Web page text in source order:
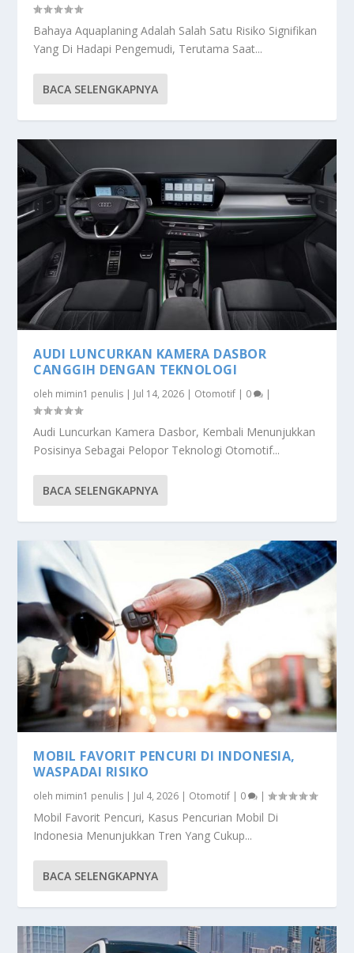
Bahaya Aquaplaning Adalah Salah Satu Risiko Signifikan
Yang Di Hadapi Pengemudi, Terutama Saat...
BACA SELENGKAPNYA
AUDI LUNCURKAN KAMERA DASBOR
CANGGIH DENGAN TEKNOLOGI
oleh mimin1 penulis | Jul 14, 2026 | Otomotif | 0 |
Audi Luncurkan Kamera Dasbor, Kembali Menunjukkan
Posisinya Sebagai Pelopor Teknologi Otomotif...
BACA SELENGKAPNYA
MOBIL FAVORIT PENCURI DI INDONESIA,
WASPADAI RISIKO
oleh mimin1 penulis | Jul 4, 2026 | Otomotif | 0 |
Mobil Favorit Pencuri, Kasus Pencurian Mobil Di
Indonesia Menunjukkan Tren Yang Cukup...
BACA SELENGKAPNYA